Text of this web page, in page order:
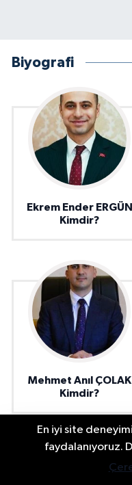
Biyografi
Ekrem Ender ERGÜN
Kimdir?
Mehmet Anıl ÇOLAK
Kimdir?
En iyi site
faydalanıyoruz.
22:47 Festivalde at